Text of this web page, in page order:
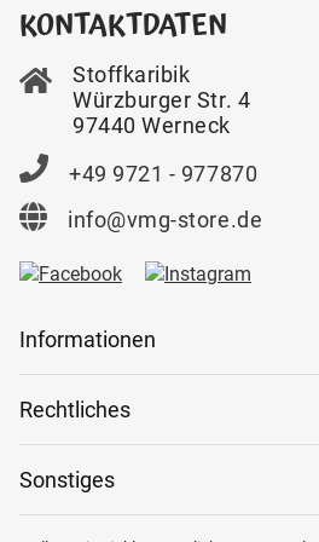
KONTAKTDATEN
Stoffkaribik
Würzburger Str. 4
97440 Werneck
+49 9721 - 977870
info@vmg-store.de
Informationen
Rechtliches
Sonstiges